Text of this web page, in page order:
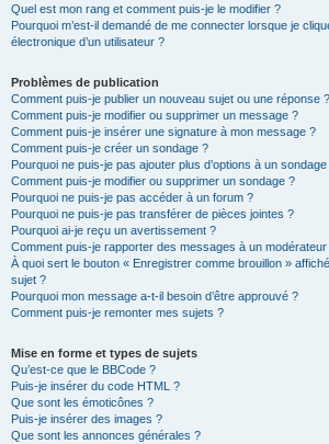
Quel est mon rang et comment puis-je le modifier ?
Pourquoi m’est-il demandé de me connecter lorsque je
électronique d’un utilisateur ?
Problèmes de publication
Comment puis-je publier un nouveau sujet ou une réponse ?
Comment puis-je modifier ou supprimer un message ?
Comment puis-je insérer une signature à mon message ?
Comment puis-je créer un sondage ?
Pourquoi ne puis-je pas ajouter plus d’options à un sondage
Comment puis-je modifier ou supprimer un sondage ?
Pourquoi ne puis-je pas accéder à un forum ?
Pourquoi ne puis-je pas transférer de pièces jointes ?
Pourquoi ai-je reçu un avertissement ?
Comment puis-je rapporter des messages à un modérateur
À quoi sert le bouton « Enregistrer comme brouillon »
sujet ?
Pourquoi mon message a-t-il besoin d’être approuvé ?
Comment puis-je remonter mes sujets ?
Mise en forme et types de sujets
Qu’est-ce que le BBCode ?
Puis-je insérer du code HTML ?
Que sont les émoticônes ?
Puis-je insérer des images ?
Que sont les annonces générales ?